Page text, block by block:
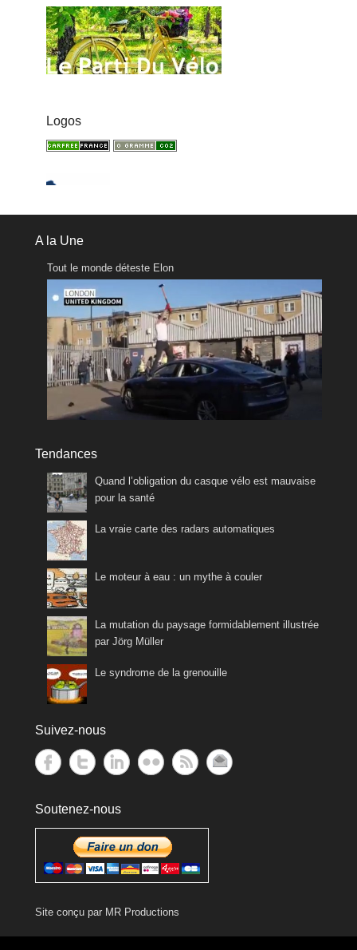
Logos
A la Une
Tout le monde déteste Elon
Tendances
Quand l’obligation du casque vélo est mauvaise
pour la santé
La vraie carte des radars automatiques
Le moteur à eau : un mythe à couler
La mutation du paysage formidablement illustrée
par Jörg Müller
Le syndrome de la grenouille
Suivez-nous
Soutenez-nous
Site conçu par MR Productions